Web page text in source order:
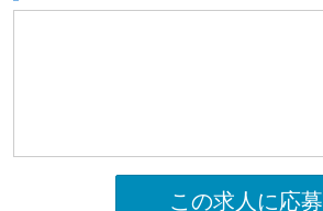
この求人に応募